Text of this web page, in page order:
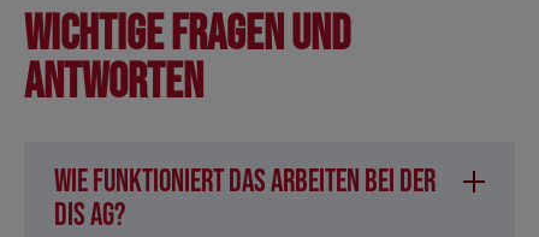
Wichtige Fragen und
Antworten
Wie funktioniert das Arbeiten bei der
DIS AG?